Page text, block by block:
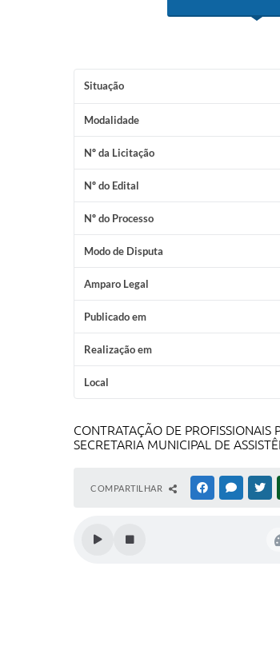
Situação
Modalidade
Nº da Licitação
Nº do Edital
Nº do Processo
Modo de Disputa
Amparo Legal
Publicado em
Realização em
Local
CONTRATAÇÃO DE PROFISSIONAIS
SECRETARIA MUNICIPAL DE
COMPARTILHAR FACEBOOK